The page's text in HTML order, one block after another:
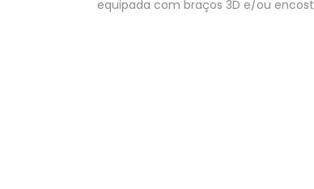
equipada com braços 3D e/ou